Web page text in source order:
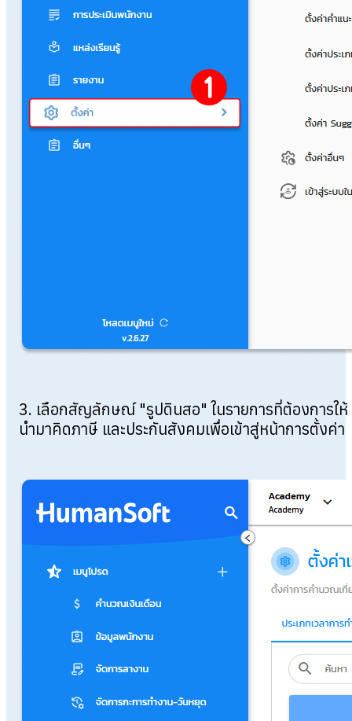
3. เลือกสัญลักษณ์ "รูปดินสอ" ในรายการที่ต้องการให้
นำมาคิดภาษี และประกันสังคมเพื่อเข้าสู่หน้าการตั้งค่า